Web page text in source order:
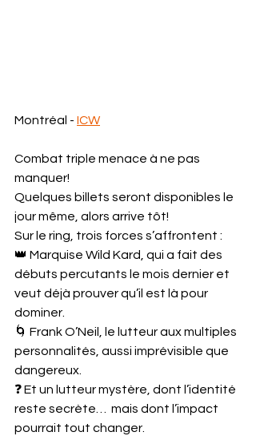
Montréal - ICW
Combat triple menace à ne pas
manquer!
Quelques billets seront disponibles le
jour même, alors arrive tôt!
Sur le ring, trois forces s’affrontent :
👑 Marquise Wild Kard, qui a fait des
débuts percutants le mois dernier et
veut déjà prouver qu’il est là pour
dominer.
🌀 Frank O’Neil, le lutteur aux multiples
personnalités, aussi imprévisible que
dangereux.
❓ Et un lutteur mystère, dont l’identité
reste secrète…  mais dont l’impact
pourrait tout changer.